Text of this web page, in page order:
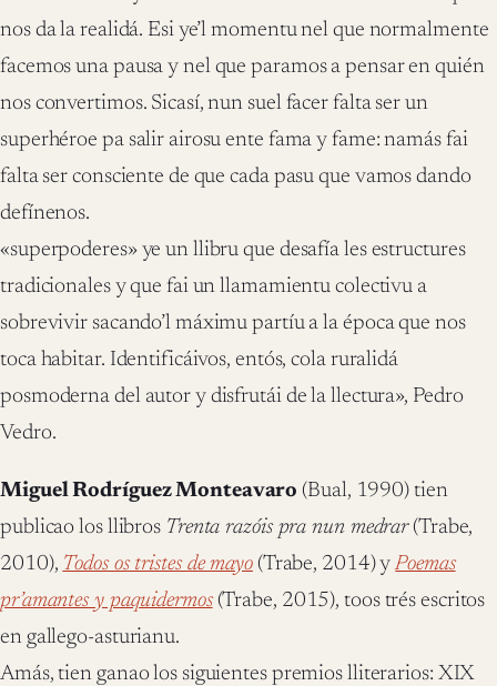
nos da la realidá. Esi ye’l momentu nel que normalmente
facemos una pausa y nel que paramos a pensar en quién
nos convertimos. Sicasí, nun suel facer falta ser un
superhéroe pa salir airosu ente fama y fame: namás fai
falta ser consciente de que cada pasu que vamos dando
defínenos.
«superpoderes» ye un llibru que desafía les estructures
tradicionales y que fai un llamamientu colectivu a
sobrevivir sacando’l máximu partíu a la época que nos
toca habitar. Identificáivos, entós, cola ruralidá
posmoderna del autor y disfrutái de la llectura», Pedro
Vedro.
Miguel Rodríguez Monteavaro (Bual, 1990) tien
publicao los llibros Trenta razóis pra nun medrar(Trabe,
2010), Todos os tristes de mayo(Trabe, 2014) yPoemas
pr’amantes y paquidermos(Trabe, 2015), toos trés escritos
en gallego-asturianu.
Amás, tien ganao los siguientes premios lliterarios: XIX